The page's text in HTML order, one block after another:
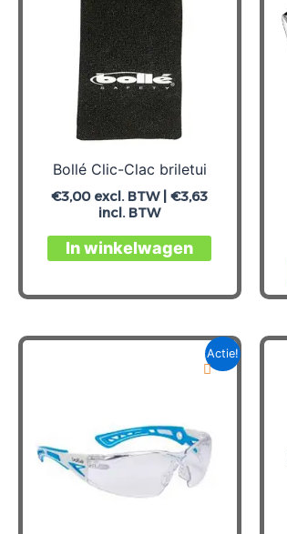
Bollé Clic-Clac briletui
€3,00excl. BTW |€3,63
incl. BTW
In winkelwagen
Actie!